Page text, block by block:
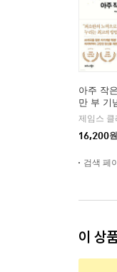
아주 작
만 부 기
션)
16,200원
검색 페
이 상